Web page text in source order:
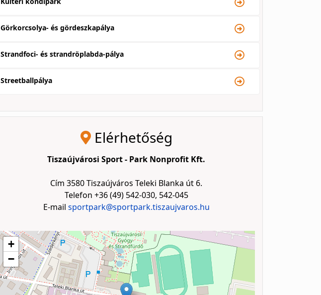
Görkorcsolya- és gördeszkapálya
Strandfoci- és strandröplabda-pálya
Streetballpálya
Elérhetőség
Tiszaújvárosi Sport - Park Nonprofit Kft.
Cím 3580 Tiszaújváros Teleki Blanka út 6.
Telefon +36 (49) 542-030, 542-045
E-mail sportpark@sportpark.tiszaujvaros.hu
+
−